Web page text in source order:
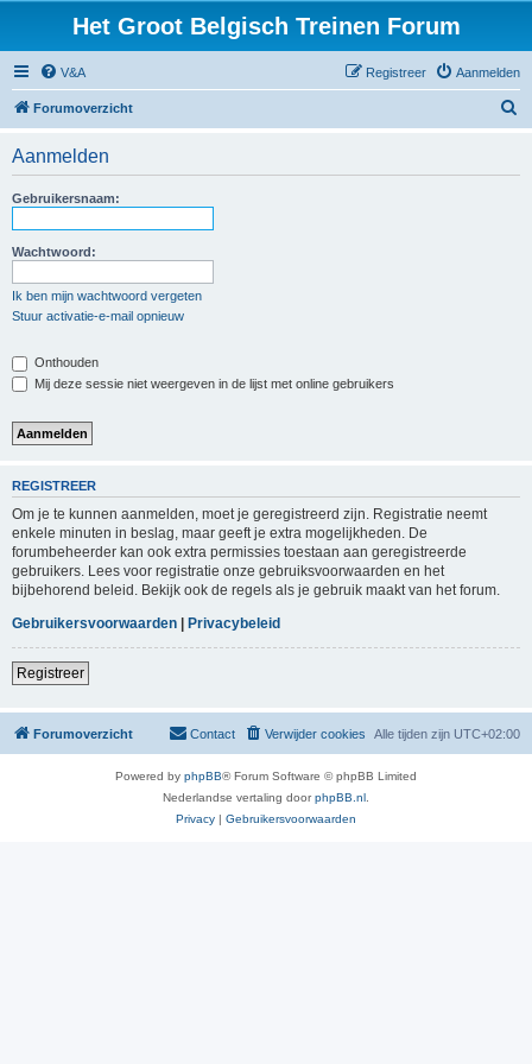
Het Groot Belgisch Treinen Forum
V&A Aanmelden
Registreer
Forumoverzicht
Aanmelden
Gebruikersnaam:
Wachtwoord:
Ik ben mijn wachtwoord vergeten
Stuur activatie-e-mail opnieuw
Onthouden
Mij deze sessie niet weergeven in de lijst met online gebruikers
REGISTREER
Om je te kunnen aanmelden, moet je geregistreerd zijn. Registratie neemt
enkele minuten in beslag, maar geeft je extra mogelijkheden. De
forumbeheerder kan ook extra permissies toestaan aan geregistreerde
gebruikers. Lees voor registratie onze gebruiksvoorwaarden en het
bijbehorend beleid. Bekijk ook de regels als je gebruik maakt van het forum.
Gebruikersvoorwaarden | Privacybeleid
Registreer
Forumoverzicht Alle tijden zijn UTC+02:00
Verwijder cookies
Contact
Powered by phpBB® Forum Software © phpBB Limited
Nederlandse vertaling doorphpBB.nl
Privacy | Gebruikersvoorwaarden